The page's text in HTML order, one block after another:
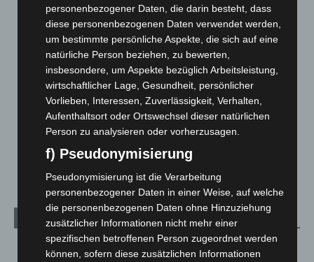
Corona-News
Hannover und Region
5.039
Langenhagen und Ortsteile
Leserbriefe
Menschen
Über uns
Veranstaltungen
August 2026
(14)
personenbezogener Daten, die darin besteht, dass
diese personenbezogenen Daten verwendet werden,
um bestimmte persönliche Aspekte, die sich auf eine
natürliche Person beziehen, zu bewerten,
insbesondere, um Aspekte bezüglich Arbeitsleistung,
wirtschaftlicher Lage, Gesundheit, persönlicher
Vorlieben, Interessen, Zuverlässigkeit, Verhalten,
Aufenthaltsort oder Ortswechsel dieser natürlichen
Person zu analysieren oder vorherzusagen.
f) Pseudonymisierung
Pseudonymisierung ist die Verarbeitung
personenbezogener Daten in einer Weise, auf welche
die personenbezogenen Daten ohne Hinzuziehung
zusätzlicher Informationen nicht mehr einer
spezifischen betroffenen Person zugeordnet werden
können, sofern diese zusätzlichen Informationen